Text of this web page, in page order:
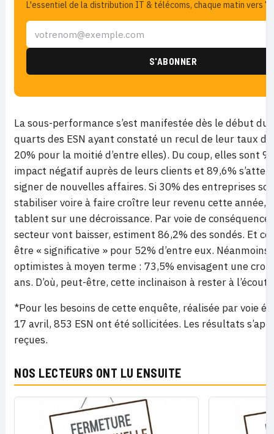
L'essentiel de la distribution IT & télécoms, chaque matin vers
La sous-performance s’est manifestée dès le début
quarts des ESN ayant constaté un recul de leur taux
20% pour la moitié d’entre elles). Du coup, elles sont
impact négatif auprès de leurs clients et 89,6%
signer de nouvelles affaires. Si 30% des entreprises
stabiliser voire à faire croître leur revenu cette année,
tablent sur une décroissance. Par voie de
secteur vont baisser, estiment 86,2% des sondés. Et
être « significative » pour 52% d’entre eux.
optimistes à moyen terme : 73,5% envisagent une
ans. D’où, peut-être, cette inclinaison à rester à
*Pour les besoins de cette enquête, réalisée par voie
17 avril, 853 ESN ont été sollicitées. Les résultats
reçues.
NOS LECTEURS ONT LU ENSUITE